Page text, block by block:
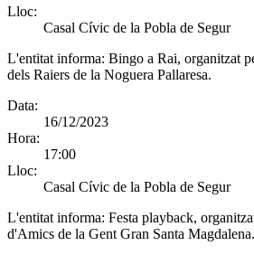
Lloc:
Casal Cívic de la Pobla de Segur
L'entitat informa: Bingo a Rai, organitzat
dels Raiers de la Noguera Pallaresa.
Data:
16/12/2023
Hora:
17:00
Lloc:
Casal Cívic de la Pobla de Segur
L'entitat informa: Festa playback,
d'Amics de la Gent Gran Santa Magdalena.